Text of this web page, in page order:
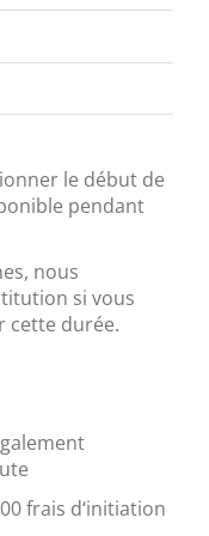
le début de
pendant
nous
si vous
cette durée.
frais d‘initiation